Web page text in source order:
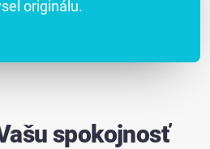
originálu.
spokojnosť